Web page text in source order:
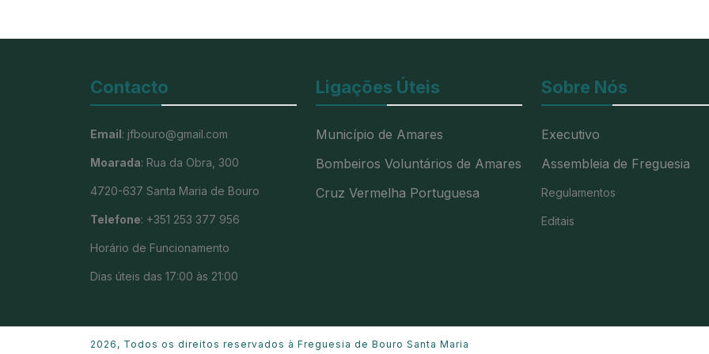
Contacto
Email: jfbouro@gmail.com
Moarada: Rua da Obra, 300
4720-637 Santa Maria de Bouro
Telefone: +351 253 377 956
Horário de Funcionamento
Dias úteis das 17:00 às 21:00
Ligações Úteis
Município de Amares
Bombeiros Voluntários de Amares
Cruz Vermelha Portuguesa
Sobre Nós
Executivo
Assembleia de Freguesia
Regulamentos
Editais
2026, Todos os direitos reservados à Freguesia de Bouro Santa Maria